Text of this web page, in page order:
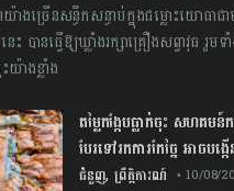
យ៉ាង​ច្រើន​សន្ធឹកសន្ធាប់​ក្នុង​ជម្លោះ​យោធា​
បាន​ធ្វើឱ្យឃ្លាំងរក្សាគ្រឿងសព្វាវុធ រួ
ាង​ខ្លាំង​
តម្លៃ​កង្កែប​ធ្លាក់ចុះ​ សហគមន៍​ក
បែរ​ទៅ​រក​ការ​កែច្នៃ​ ​អាច​បង្កើ
ជំនួញ,ព្រឹត្តិការណ៍ • 10/08/